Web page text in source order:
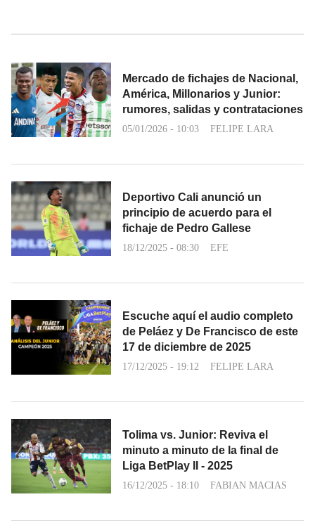
Mercado de fichajes de Nacional,
América, Millonarios y Junior:
rumores, salidas y contrataciones
05/01/2026 - 10:03 FELIPE LARA
Deportivo Cali anunció un
principio de acuerdo para el
fichaje de Pedro Gallese
18/12/2025 - 08:30 EFE
Escuche aquí el audio completo
de Peláez y De Francisco de este
17 de diciembre de 2025
17/12/2025 - 19:12 FELIPE LARA
Tolima vs. Junior: Reviva el
minuto a minuto de la final de
Liga BetPlay II - 2025
16/12/2025 - 18:10 FABIAN MACIAS